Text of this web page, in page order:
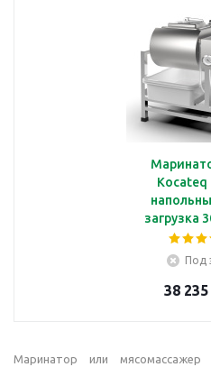
Kocateq
загрузка
Под
38
Маринатор или мясомассажер